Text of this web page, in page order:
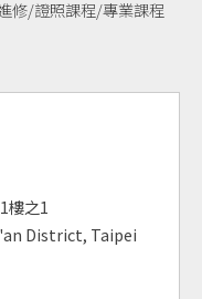
修/證照課程/專業課程
樓之1
District, Taipei